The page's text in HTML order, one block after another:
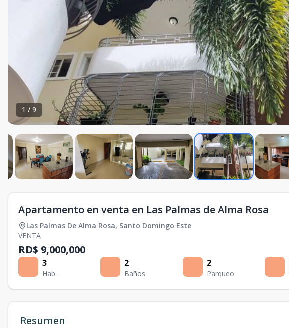
1 / 9
Apartamento en venta en Las Palmas de Alma Rosa
Las Palmas De Alma Rosa, Santo Domingo Este
VENTA
RD$ 9,000,000
3
Hab.
2
Baños
2
Parqueo
Resumen